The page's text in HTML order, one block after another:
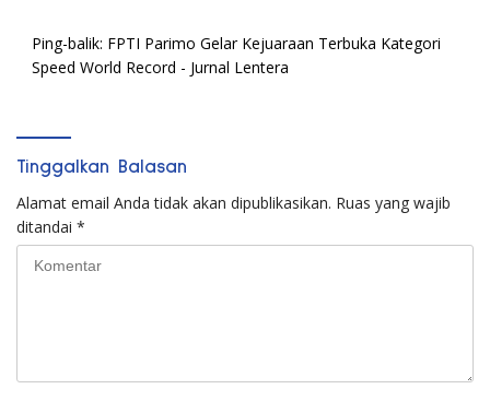
Ping-balik: FPTI Parimo Gelar Kejuaraan Terbuka Kategori
Speed World Record - Jurnal Lentera
Tinggalkan Balasan
Alamat email Anda tidak akan dipublikasikan. Ruas yang wajib
ditandai *